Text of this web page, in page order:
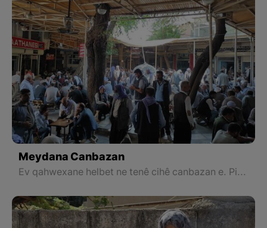
Meydana Canbazan
Ev qahwexane helbet ne tenê cihê canbazan e. Piştî ku canbaz çend saetan li wir karê xwe xelas dikin, vedigerin malên xwe.